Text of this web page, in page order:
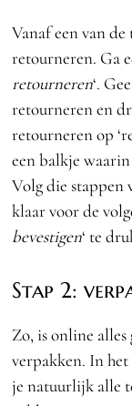
Vanaf een van
retourneren. Ga
retourneren‘.
retourneren en
retourneren op
een balkje
Volg die stappen
klaar voor de
bevestigen‘ te
Stap 2:
Zo, is online
verpakken. In
je natuurlijk alle